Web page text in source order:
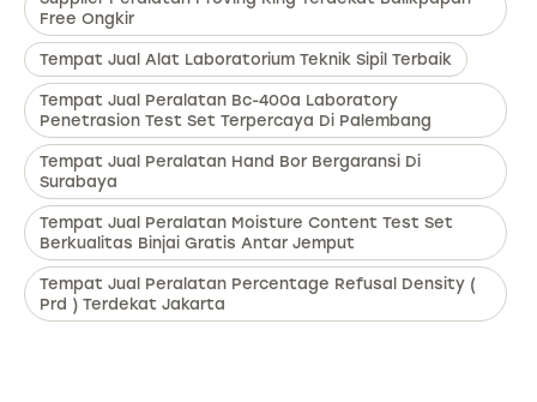
Free Ongkir
Tempat Jual Alat Laboratorium Teknik Sipil Terbaik
Tempat Jual Peralatan Bc-400a Laboratory
Penetrasion Test Set Terpercaya Di Palembang
Tempat Jual Peralatan Hand Bor Bergaransi Di
Surabaya
Tempat Jual Peralatan Moisture Content Test Set
Berkualitas Binjai Gratis Antar Jemput
Tempat Jual Peralatan Percentage Refusal Density (
Prd ) Terdekat Jakarta